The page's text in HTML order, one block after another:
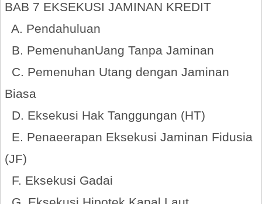
BAB 7 EKSEKUSI JAMINAN KREDIT
A. Pendahuluan
B. PemenuhanUang Tanpa Jaminan
C. Pemenuhan Utang dengan Jaminan
Biasa
D. Eksekusi Hak Tanggungan (HT)
E. Penaeerapan Eksekusi Jaminan Fidusia
(JF)
F. Eksekusi Gadai